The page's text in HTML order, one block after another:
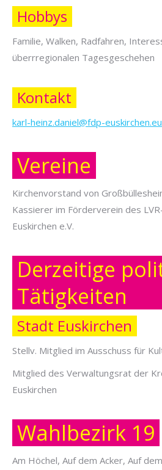
Hobbys
Familie, Walken, Radfahren,
überrregionalen Tagesgeschehen
Kontakt
karl-heinz.daniel@fdp-euskirchen.eu
Vereine
Kirchenvorstand von
Kassierer im Förderverein des
Euskirchen e.V.
Derzeitige
Tätigkeiten
Stadt Euskirchen
Stellv. Mitglied im Ausschuss für
Mitglied des Verwaltungsrat der
Euskirchen
Wahlbezirk 19
Am Höchel, Auf dem Acker, Auf